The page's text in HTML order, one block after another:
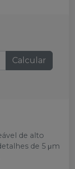
Calcular
de alto
de 5 μm